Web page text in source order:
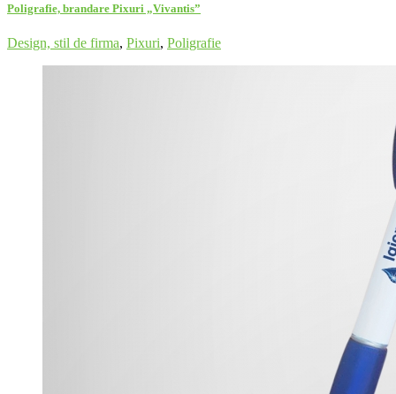
Poligrafie, brandare Pixuri „Vivantis”
Design, stil de firma, Pixuri, Poligrafie